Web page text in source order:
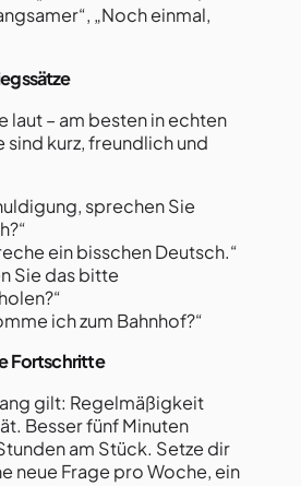
„Noch einmal,
laut – am besten in echten
sind kurz, freundlich und
sprechen Sie
ein bisschen Deutsch.“
Sie das bitte
ich zum Bahnhof?“
Fortschritte
gilt: Regelmäßigkeit
Besser fünf Minuten
am Stück. Setze dir
neue Frage pro Woche, ein